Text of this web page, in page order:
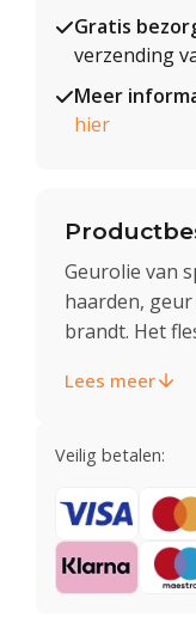
Gratis
verzending
Meer
hier
Geurolie van
haarden,
brandt. Het
Lees meer
Veilig betalen: